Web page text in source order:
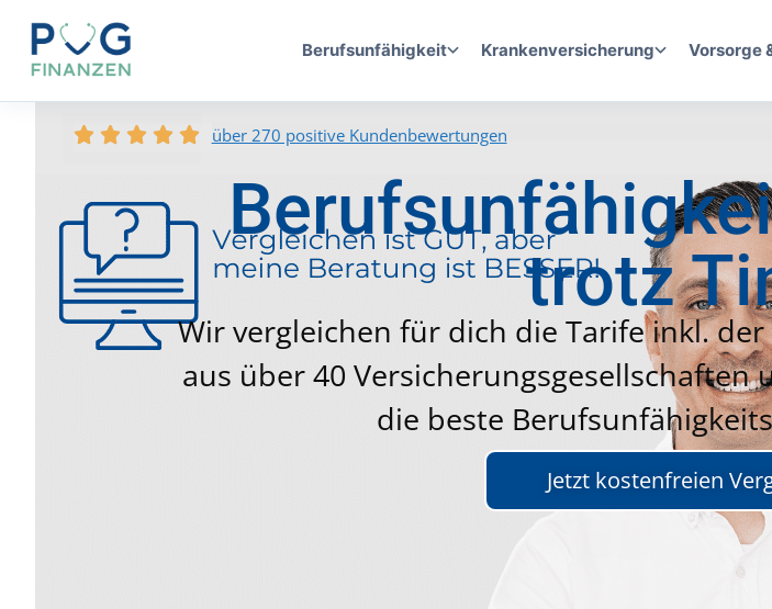
Berufsunfähigkeit Krankenversicherung Vorsorge
über 270 positive Kundenbewertungen
trotz
Wir vergleichen für dich die Tarife inkl.
aus über 40
die beste
Jetzt kostenfreien